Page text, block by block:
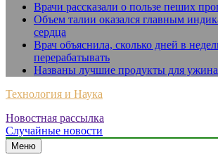
Врачи рассказали о пользе пеших
Объем талии оказался главным
сердца
Врач объяснила, сколько дней в
перерабатывать
Названы лучшие продукты для ужина
Технология и Наука
Новостная рассылка
Случайные новости
Меню